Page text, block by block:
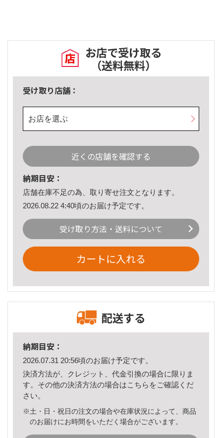
お店で受け取る
（送料無料）
受け取り店舗：
お店を選ぶ
近くの店舗を確認する
納期目安：
店舗在庫不足の為、取り寄せ注文となります。
2026.08.22 4:40頃のお届け予定です。
受け取り方法・送料について
カートに入れる
配送する
納期目安：
2026.07.31 20:56頃のお届け予定です。
決済方法が、クレジット、代金引換の場合に限りま
す。その他の決済方法の場合はこちら をご確認くだ
さい。
※土・日・祝日の注文の場合や在庫状況によって、商品
のお届けにお時間をいただく場合がございます。